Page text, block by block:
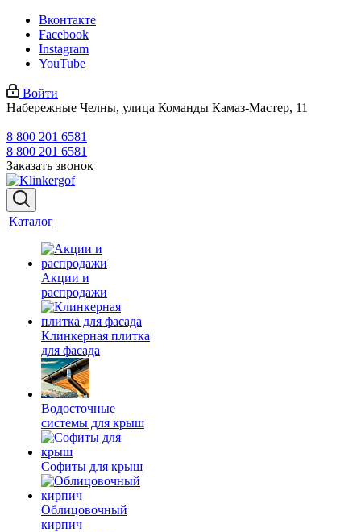
Вконтакте
Facebook
Instagram
YouTube
Войти
Набережные Челны, улица Команды Камаз-Мастер, 11
8 800 201 6581
8 800 201 6581
Заказать звонок
Каталог
Акции и
распродажи
Клинкерная плитка
для фасада
Водосточные
системы для крыш
Софиты для крыш
Облицовочный
кирпич